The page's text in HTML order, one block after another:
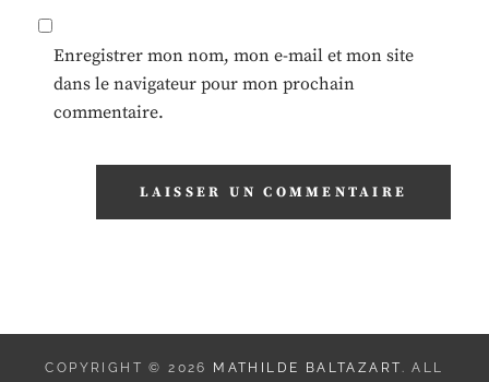
Enregistrer mon nom, mon e-mail et mon site
dans le navigateur pour mon prochain
commentaire.
COPYRIGHT © 2026 MATHILDE BALTAZART. ALL